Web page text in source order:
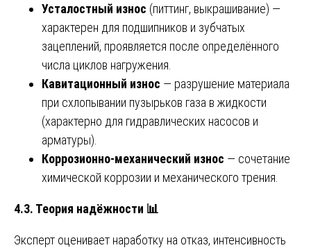
Усталостный износ (питтинг, выкрашивание) —
характерен для подшипников и зубчатых
зацеплений, проявляется после определённого
числа циклов нагружения.
Кавитационный износ — разрушение материала
при схлопывании пузырьков газа в жидкости
(характерно для гидравлических насосов и
арматуры).
Коррозионно-механический износ — сочетание
химической коррозии и механического трения.
4.3. Теория надёжности 📊
Эксперт оценивает наработку на отказ, интенсивность